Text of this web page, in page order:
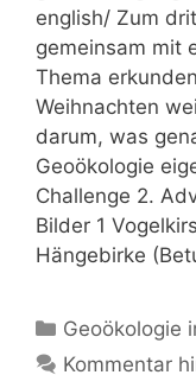
english/ Zum
gemeinsam mit
Thema
Weihnachten
darum, was
Geoökologie
Challenge 2.
Bilder 1
Hängebirke
Kategorien
Geoökologie
Kommentar